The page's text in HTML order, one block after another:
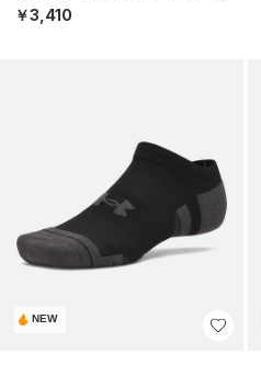
ング/UNISEX）
￥3,410
NEW